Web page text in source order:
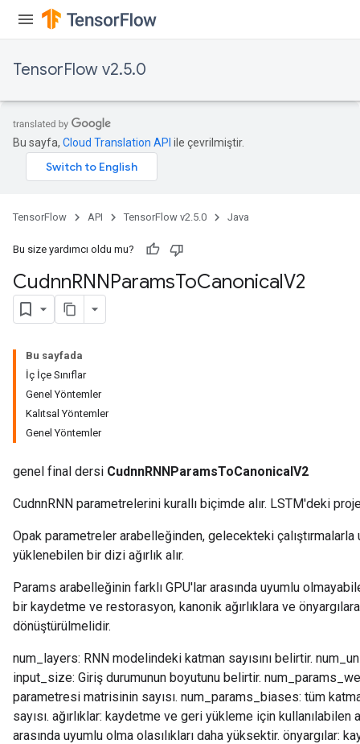
TensorFlow v2.5.0
Bu sayfa, Cloud Translation API ile çevrilmiştir.
TensorFlow API TensorFlow v2.5.0 Java
Bu size yardımcı oldu mu?
CudnnRNNParamsToCanonicalV2
Bu sayfada
İç İçe Sınıflar
Genel Yöntemler
Kalıtsal Yöntemler
Genel Yöntemler
genel final dersi CudnnRNNParamsToCanonicalV2
CudnnRNN parametrelerini kurallı biçimde alır. LSTM'deki
Opak parametreler arabelleğinden, gelecekteki
yüklenebilen bir dizi ağırlık alır.
Params arabelleğinin farklı GPU'lar arasında uyumlu
bir kaydetme ve restorasyon, kanonik ağırlıklara ve
dönüştürülmelidir.
num_layers: RNN modelindeki katman sayısını belirtir.
input_size: Giriş durumunun boyutunu belirtir.
parametresi matrisinin sayısı. num_params_biases: tüm
sayısı. ağırlıklar: kaydetme ve geri yükleme için kullanılabilen
arasında uyumlu olma olasılıkları daha yüksektir. önyargılar: